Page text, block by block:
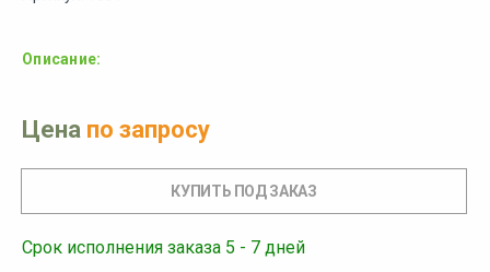
Описание:
Цена по запросу
Срок исполнения заказа 5 - 7 дней